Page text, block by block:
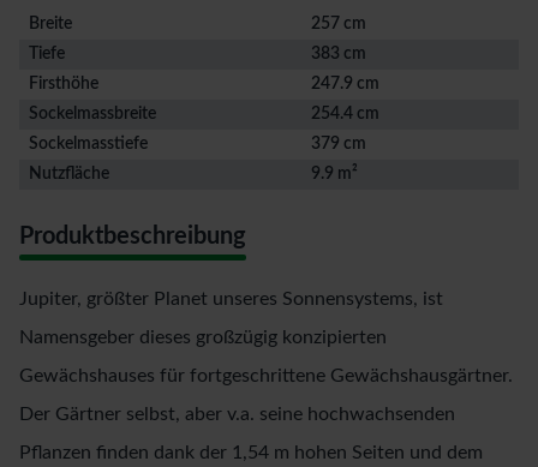
Breite
257 cm
Tiefe
383 cm
Firsthöhe
247.9 cm
Sockelmassbreite
254.4 cm
Sockelmasstiefe
379 cm
Nutzfläche
9.9 m²
Produktbeschreibung
Jupiter, größter Planet unseres Sonnensystems, ist
Namensgeber dieses großzügig konzipierten
Gewächshauses für fortgeschrittene Gewächshausgärtner.
Der Gärtner selbst, aber v.a. seine hochwachsenden
Pflanzen finden dank der 1,54 m hohen Seiten und dem